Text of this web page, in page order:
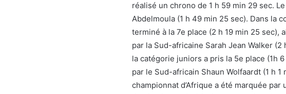
réalisé un chrono de 1 h 59 min 29 sec.
Abdelmoula (1 h 49 min 25 sec). Dans la
terminé à la 7e place (2 h 19 min 25 sec),
par la Sud-africaine Sarah Jean Walker
la catégorie juniors a pris la 5e place (1h
par le Sud-africain Shaun Wolfaardt (1 h
championnat d’Afrique a été marquée